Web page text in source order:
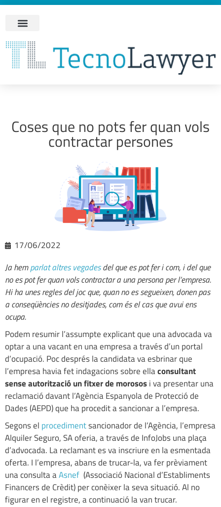
Coses que no pots fer quan vols
contractar persones
17/06/2022
Ja hemparlat altres vegadesdel que es pot fer i com, i del que
no es pot fer quan vols contractar a una persona per l’empresa.
Hi ha unes regles del joc que, quan no es segueixen, donen pas
a conseqüències no desitjades, com és el cas que avui ens
ocupa.
Podem resumir l’assumpte explicant que una advocada va
optar a una vacant en una empresa a través d’un portal
d’ocupació. Poc després la candidata va esbrinar que
l’empresa havia fet indagacions sobre ellaconsultant
sense autorització un fitxer de morososi va presentar una
reclamació davant l’Agència Espanyola de Protecció de
Dades (AEPD) que ha procedit a sancionar a l’empresa.
Segons el procedimentsancionador de l’Agència, l’empresa
Alquiler Seguro, SA oferia, a través de InfoJobs una plaça
d’advocada. La reclamant es va inscriure en la esmentada
oferta. I l’empresa, abans de trucar-la, va fer prèviament
una consulta aAsnef (Associació Nacional d’Establiments
Financers de Crèdit) per conèixer la seva situació. Al no
figurar en el registre, a continuació la van trucar.